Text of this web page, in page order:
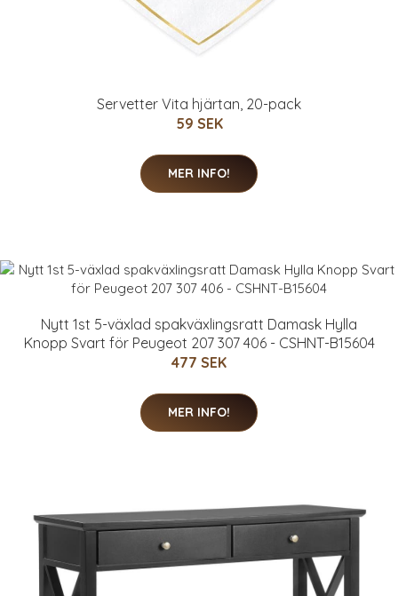
Servetter Vita hjärtan, 20-pack
59 SEK
MER INFO!
Nytt 1st 5-växlad spakväxlingsratt Damask Hylla
Knopp Svart för Peugeot 207 307 406 - CSHNT-B15604
477 SEK
MER INFO!